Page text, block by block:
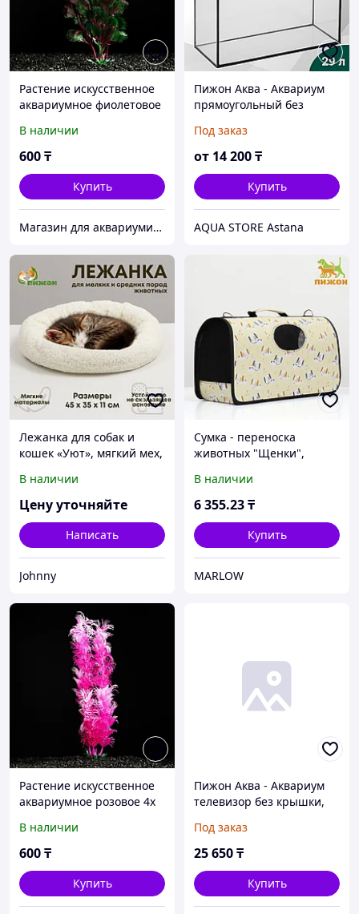
Растение искусственное
аквариумное фиолетовое
В наличии
600₸
Купить
Магазин для аквариумистов aqua04
Пижон Аква - Аквариум
прямоугольный без
см
Под заказ
от 14 200₸
Купить
AQUA STORE Astana
Лежанка для собак и
кошек «Уют», мягкий мех,
В наличии
Цену уточняйте
Написать
Johnny
Сумка - переноска
животных "Щенки",
21 х 27 см
В наличии
6 355.23₸
Купить
MARLOW
Растение искусственное
аквариумное розовое 4х
В наличии
600₸
Купить
Пижон Аква - Аквариум
телевизор без крышки,
Под заказ
25 650₸
Купить